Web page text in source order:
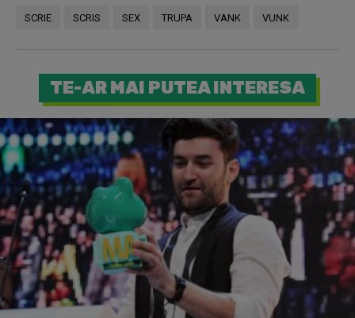
SCRIE SCRIS SEX TRUPA VANK VUNK
TE-AR MAI PUTEA INTERESA